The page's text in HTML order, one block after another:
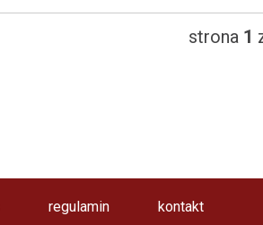
strona 1
regulamin kontakt